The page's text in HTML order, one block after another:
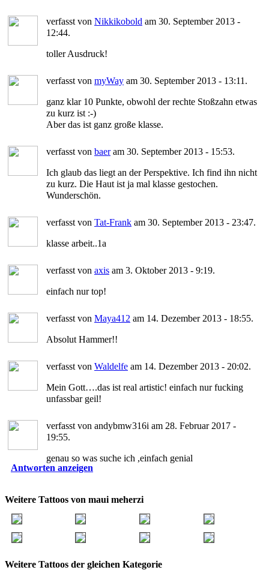
verfasst von Nikkikobold am 30. September 2013 -
12:44.
toller Ausdruck!
verfasst von myWay am 30. September 2013 - 13:11.
ganz klar 10 Punkte, obwohl der rechte Stoßzahn etwas
zu kurz ist :-)
Aber das ist ganz große klasse.
verfasst von baeram 30. September 2013 - 15:53.
Ich glaub das liegt an der Perspektive. Ich find ihn nicht
zu kurz. Die Haut ist ja mal klasse gestochen.
Wunderschön.
verfasst von Tat-Frank am 30. September 2013 - 23:47.
klasse arbeit..1a
verfasst von axis am 3. Oktober 2013 - 9:19.
einfach nur top!
verfasst von Maya412 am 14. Dezember 2013 - 18:55.
Absolut Hammer!!
verfasst von Waldelfe am 14. Dezember 2013 - 20:02.
Mein Gott….das ist real artistic! einfach nur fucking
unfassbar geil!
verfasst von andybmw316i am 28. Februar 2017 -
19:55.
genau so was suche ich ,einfach genial
Antworten anzeigen
Weitere Tattoos von maui meherzi
Weitere Tattoos der gleichen Kategorie